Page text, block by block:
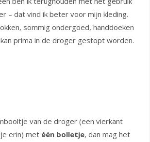
– dat vind ik beter voor mijn kleding.
sommig ondergoed, handdoeken
prima in de droger gestopt worden.
van de droger (een vierkant
erin) met één bolletje, dan mag het